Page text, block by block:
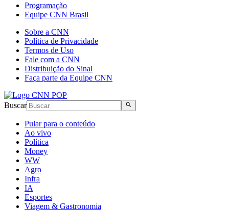
Programação
Equipe CNN Brasil
Sobre a CNN
Política de Privacidade
Termos de Uso
Fale com a CNN
Distribuição do Sinal
Faça parte da Equipe CNN
Buscar
Pular para o conteúdo
Ao vivo
Política
Money
WW
Agro
Infra
IA
Esportes
Viagem & Gastronomia